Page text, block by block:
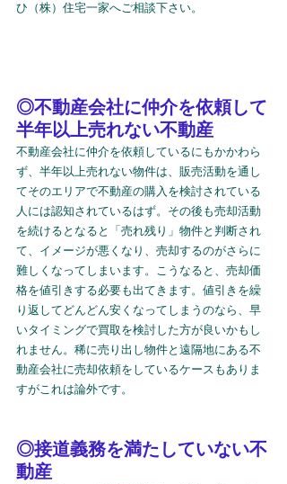
ひ（株）住宅一家へご相談下さい。
◎不動産会社に仲介を依頼して
半年以上売れない不動産
不動産会社に仲介を依頼しているにもかかわら
ず、半年以上売れない物件は、販売活動を通し
てそのエリアで不動産の購入を検討されている
人には認知されているはず。その後も売却活動
を続けるとなると「売れ残り」物件と判断され
て、イメージが悪くなり、売却するのがさらに
難しくなってしまいます。こうなると、売却価
格を値引きする必要も出てきます。値引きを繰
り返してどんどん安くなってしまうのなら、早
いタイミングで買取を検討した方が良いかもし
れません。稀に売り出し物件と遠隔地にある不
動産会社に売却依頼をしているケースもありま
すがこれは論外です。
◎接道義務を満たしていない不
動産